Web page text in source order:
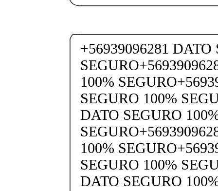
+56939096281 DATO
100%
SEGURO 100%
DATO SEGURO
100%
SEGURO 100%
DATO SEGURO